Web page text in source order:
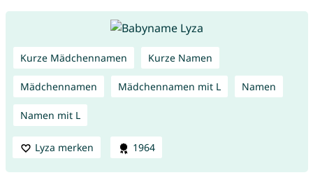
Kurze Mädchennamen Kurze Namen
Mädchennamen Mädchennamen mit L Namen
Namen mit L
Lyza merken 1964